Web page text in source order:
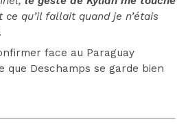
qu’il fallait quand je n’étais
face au Paraguay
que Deschamps se garde bien